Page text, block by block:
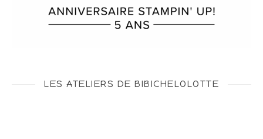
LES ATELIERS DE BIBICHELOLOTTE